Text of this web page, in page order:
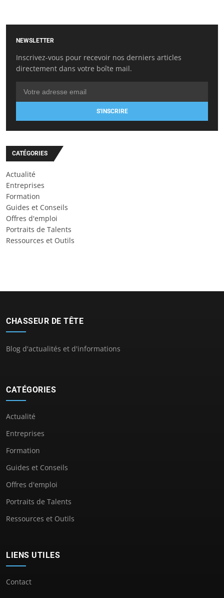
NEWSLETTER
Inscrivez-vous pour recevoir nos derniers articles
directement dans votre boîte mail.
S'INSCRIRE
CATÉGORIES
Actualité
Entreprises
Formation
Guides et Conseils
Offres d'emploi
Portraits de Talents
Ressources et Outils
CHASSEUR DE TÊTE
Blog d'actualités et d'informations
CATÉGORIES
Actualité
Entreprises
Formation
Guides et Conseils
Offres d'emploi
Portraits de Talents
Ressources et Outils
LIENS UTILES
Contact